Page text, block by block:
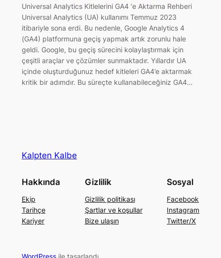
Universal Analytics Kitlelerini GA4 ‘e Aktarma Rehberi
Universal Analytics (UA) kullanımı Temmuz 2023
itibariyle sona erdi. Bu nedenle, Google Analytics 4
(GA4) platformuna geçiş yapmak artık zorunlu hale
geldi. Google, bu geçiş sürecini kolaylaştırmak için
çeşitli araçlar ve çözümler sunmaktadır. Yıllardır UA
içinde oluşturduğunuz hedef kitleleri GA4’e aktarmak
kritik bir adımdır. Bu süreçte kullanabileceğiniz GA4…
Kalpten Kalbe
Hakkında
Ekip
Tarihçe
Kariyer
Gizlilik
Gizlilik politikası
Şartlar ve koşullar
Bize ulaşın
Sosyal
Facebook
Instagram
Twitter/X
WordPressile tasarlandı